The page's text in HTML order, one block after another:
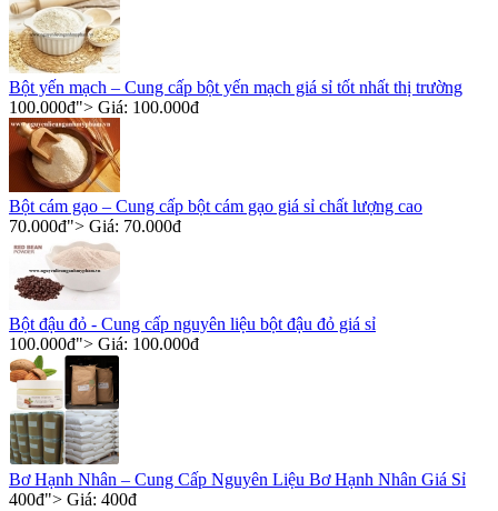
Bột yến mạch – Cung cấp bột yến mạch giá sỉ tốt nhất thị trường
100.000đ"> Giá: 100.000đ
Bột cám gạo – Cung cấp bột cám gạo giá sỉ chất lượng cao
70.000đ"> Giá: 70.000đ
Bột đậu đỏ - Cung cấp nguyên liệu bột đậu đỏ giá sỉ
100.000đ"> Giá: 100.000đ
Bơ Hạnh Nhân – Cung Cấp Nguyên Liệu Bơ Hạnh Nhân Giá Sỉ
400đ"> Giá: 400đ